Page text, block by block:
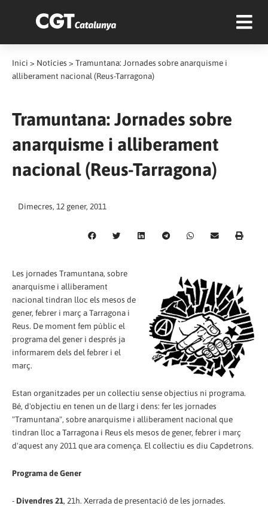
Inici > Notícies > Tramuntana: Jornades sobre anarquisme i
alliberament nacional (Reus-Tarragona)
Tramuntana: Jornades sobre
anarquisme i alliberament
nacional (Reus-Tarragona)
Dimecres, 12 gener, 2011
Les jornades Tramuntana, sobre
anarquisme i alliberament
nacional tindran lloc els mesos de
gener, febrer i març a Tarragona i
Reus. De moment fem públic el
programa del gener i després ja
informarem dels del febrer i el
març.
Estan organitzades per un col·lectiu sense objectius ni programa.
Bé, d'objectiu en tenen un de llarg i dens: fer les jornades
"Tramuntana", sobre anarquisme i alliberament nacional que
tindran lloc a Tarragona i Reus els mesos de gener, febrer i març
d'aquest any 2011 que ara comença. El col·lectiu es diu Capdetrons.
Programa de Gener
- Divendres 21, 21h. Xerrada de presentació de les jornades.